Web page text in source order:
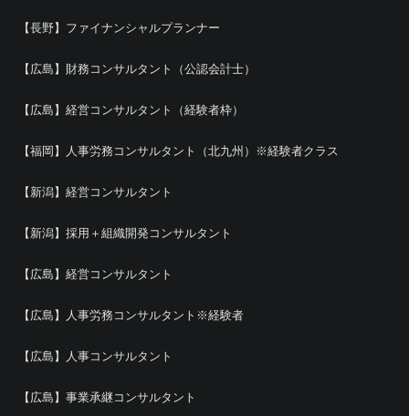
【長野】ファイナンシャルプランナー
【広島】財務コンサルタント（公認会計士）
【広島】経営コンサルタント（経験者枠）
【福岡】人事労務コンサルタント（北九州）※経験者クラス
【新潟】経営コンサルタント
【新潟】採用＋組織開発コンサルタント
【広島】経営コンサルタント
【広島】人事労務コンサルタント※経験者
【広島】人事コンサルタント
【広島】事業承継コンサルタント